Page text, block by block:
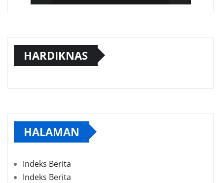
HARDIKNAS
HALAMAN
Indeks Berita
Indeks Berita